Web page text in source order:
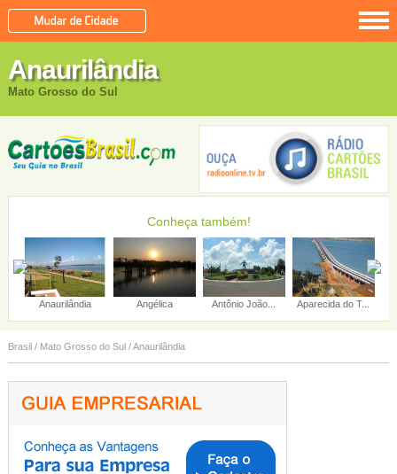
Anaurilândia
Mato Grosso do Sul
Conheça também!
Anaurilândia Angélica Antônio João... Aparecida do T...
Brasil/ Mato Grosso do Sul/Anaurilândia